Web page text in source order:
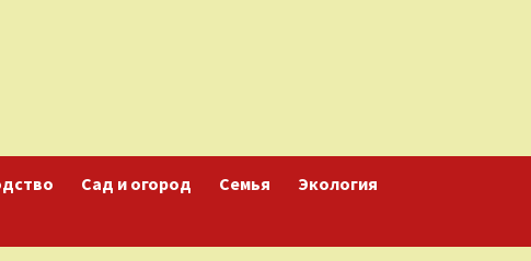
Сад и огород Семья Экология